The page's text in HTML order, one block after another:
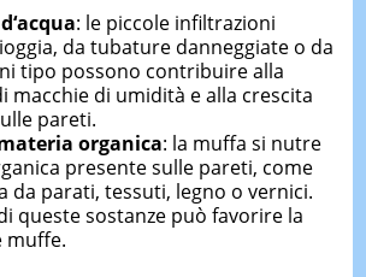
d‘acqua: le piccole infiltrazioni
da tubature danneggiate o da
tipo possono contribuire alla
macchie di umidità e alla crescita
pareti.
ateria organica: la muffa si nutre
presente sulle pareti, come
da parati, tessuti, legno o vernici.
queste sostanze può favorire la
muffe.